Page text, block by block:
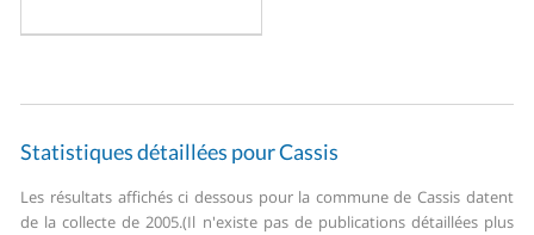
Statistiques détaillées pour Cassis
Les résultats affichés ci dessous pour la commune de Cassis datent
de la collecte de 2005.(Il n'existe pas de publications détaillées plus